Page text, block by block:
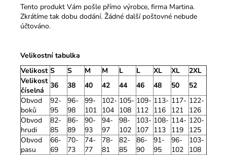
Tento produkt Vám pošle přímo výrobce, firma Martina.
Zkrátíme tak dobu dodání. Žádné další poštovné nebude
účtováno.
Velikostní tabulka
Velikost S S M M L L XL XL
2XL
Velikost
číselná
36 38 40 42 44 46 48 50
52
Obvod
boků
92-
95
96-
98
99-
101
102-
104
105-
108
109-
112
113-
116
117-
121
122-
126
Obvod
hrudi
82-
85
86-
89
90-
93
94-
97
98-
102
103-
107
108-
113
114-
119
120-
125
Obvod
pasu
66-
69
70-
73
74-
77
78-
81
82-
85
86-
90
91-
95
96-
102
103-
108